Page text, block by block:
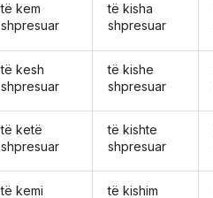
të kem
shpresuar
të kesh
shpresuar
të ketë
shpresuar
të kemi
të kisha
shpresuar
të kishe
shpresuar
të kishte
shpresuar
të kishim